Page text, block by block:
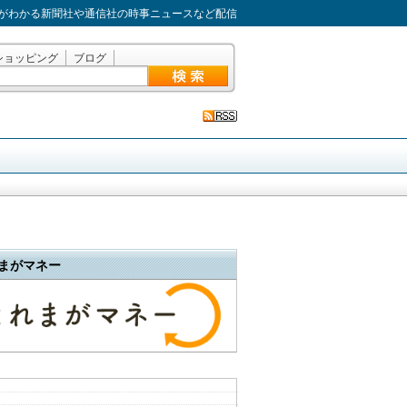
わかる新聞社や通信社の時事ニュースなど配信
ョッピング ブログ
がマネー